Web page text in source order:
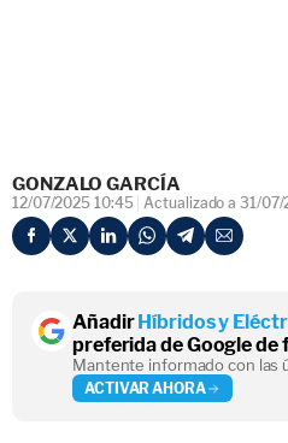
GONZALO GARCÍA
12/07/2025 10:45 Actualizado a 31/
AñadirHíbridos y
preferida de Google
Mantente informado con las
ACTIVAR AHORA